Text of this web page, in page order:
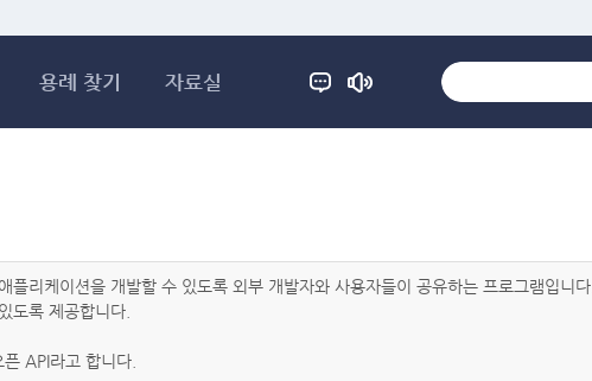
용례 찾기 자료실
리케이션을 개발할 수 있도록 외부 개발자와 사용자들이 공유하는 프로그램입니다.
도록 제공합니다.
API라고 합니다.